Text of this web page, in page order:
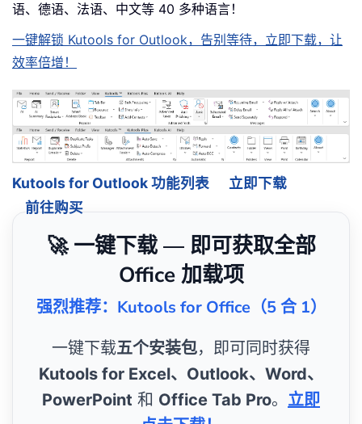
语、德语、法语、中文等 40 多种语言！
一键解锁 Kutools for Outlook，告别等待，立即下载，让
效率倍增！
Kutools for Outlook 功能列表
立即下载
前往购买
🚀 一键下载 — 即可获取全部
Office 加载项
强烈推荐：Kutools for Office（5 合 1）
一键下载五个安装包，即可同时获得
Kutools for Excel、Outlook、Word、
PowerPoint 和 Office Tab Pro。 立即